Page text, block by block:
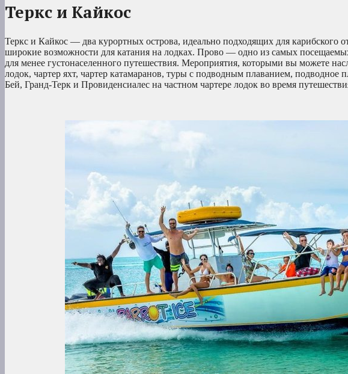
Теркс и Кайкос
Теркс и Кайкос — два курортных острова, идеально подходящих для карибского
широкие возможности для катания на лодках. Прово — одно из самых
для менее густонаселенного путешествия. Мероприятия, которыми вы можете
лодок, чартер яхт, чартер катамаранов, туры с подводным плаванием,
Бей, Гранд-Терк и Провиденсиалес на частном чартере лодок во время